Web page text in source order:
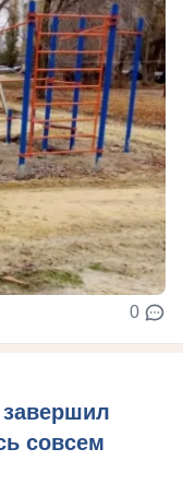
0
совсем